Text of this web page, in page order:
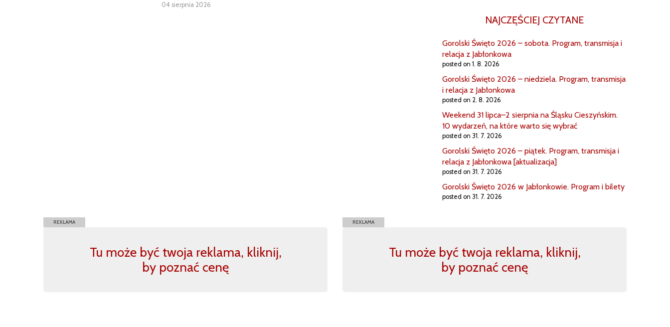
04 sierpnia 2026
NAJCZĘŚCIEJ CZYTANE
Gorolski Święto 2026 – sobota. Program, transmisja i
relacja z Jabłonkowa
posted on 1. 8. 2026
Gorolski Święto 2026 – niedziela. Program, transmisja
i relacja z Jabłonkowa
posted on 2. 8. 2026
Weekend 31 lipca–2 sierpnia na Śląsku Cieszyńskim.
10 wydarzeń, na które warto się wybrać
posted on 31. 7. 2026
Gorolski Święto 2026 – piątek. Program, transmisja i
relacja z Jabłonkowa [aktualizacja]
posted on 31. 7. 2026
Gorolski Święto 2026 w Jabłonkowie. Program i bilety
posted on 31. 7. 2026
REKLAMA
Tu może być twoja reklama, kliknij,
by poznać cenę
REKLAMA
Tu może być twoja reklama, kliknij,
by poznać cenę